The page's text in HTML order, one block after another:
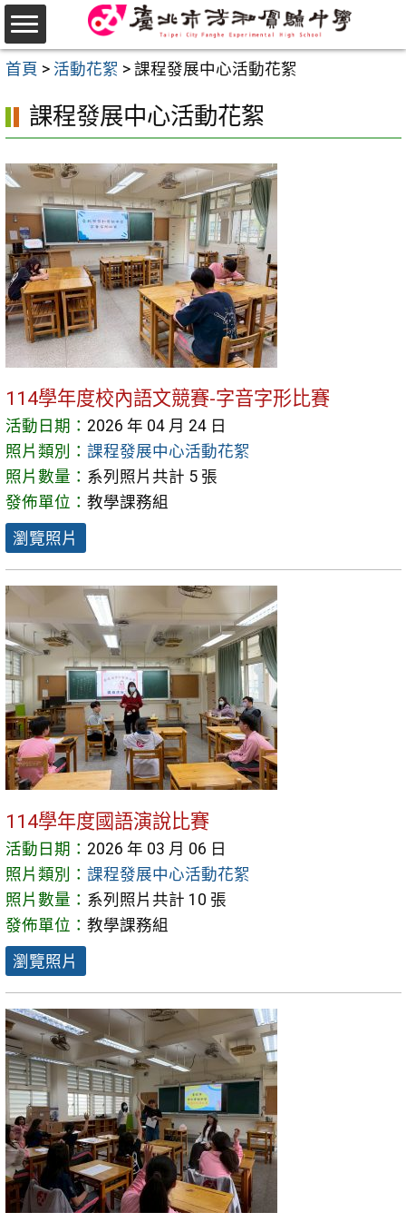
跳
至
主
容
區
首頁 > 活動花絮 > 課程發展中心活動花絮
課程發展中心活動花絮
114學年度校內語文競賽-字音字形比賽
活動日期： 2026 年 04 月 24 日
照片類別： 課程發展中心活動花絮
照片數量： 系列照片共計 5 張
發佈單位： 教學課務組
瀏覽照片
114學年度國語演說比賽
活動日期： 2026 年 03 月 06 日
照片類別： 課程發展中心活動花絮
照片數量： 系列照片共計 10 張
發佈單位： 教學課務組
瀏覽照片
選
單